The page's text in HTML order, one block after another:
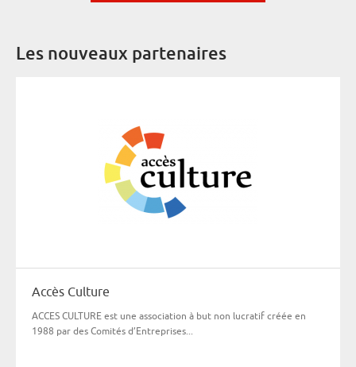
Les nouveaux partenaires
Accès Culture
ACCES CULTURE est une association à but non lucratif créée en
1988 par des Comités d’Entreprises...